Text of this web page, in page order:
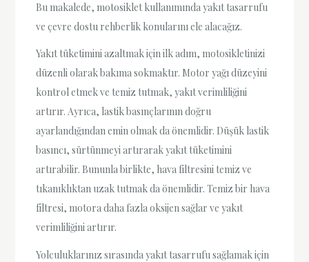
Bu makalede, motosiklet kullanımında yakıt tasarrufu
ve çevre dostu rehberlik konularını ele alacağız.
Yakıt tüketimini azaltmak için ilk adım, motosikletinizi
düzenli olarak bakıma sokmaktır. Motor yağı düzeyini
kontrol etmek ve temiz tutmak, yakıt verimliliğini
artırır. Ayrıca, lastik basınçlarının doğru
ayarlandığından emin olmak da önemlidir. Düşük lastik
basıncı, sürtünmeyi artırarak yakıt tüketimini
artırabilir. Bununla birlikte, hava filtresini temiz ve
tıkanıklıktan uzak tutmak da önemlidir. Temiz bir hava
filtresi, motora daha fazla oksijen sağlar ve yakıt
verimliliğini artırır.
Yolculuklarınız sırasında yakıt tasarrufu sağlamak için